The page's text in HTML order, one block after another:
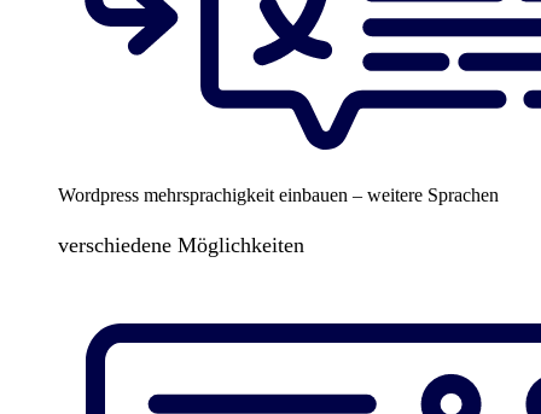
Wordpress mehrsprachigkeit einbauen – weitere Sprachen
verschiedene Möglichkeiten